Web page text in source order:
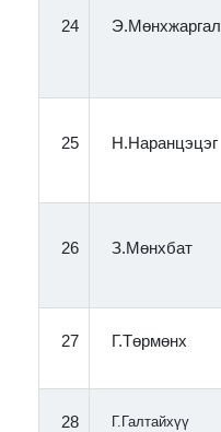
24 Э.Мөнхжаргал
25 Н.Наранцэцэг
26 З.Мөнхбат
27 Г.Төрмөнх
28 Г.Галтайхүү